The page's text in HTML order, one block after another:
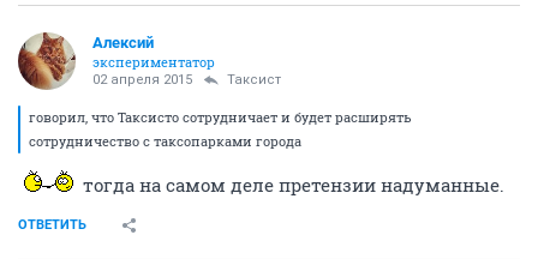
Алексий
экспериментатор
02 апреля 2015 Таксист
говорил, что Таксисто сотрудничает и будет расширять
сотрудничество с таксопарками города
тогда на самом деле претензии надуманные.
ОТВЕТИТЬ